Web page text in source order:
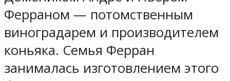
Ферраном — потомственным
виноградарем и производителем
коньяка. Семья Ферран
занималась изготовлением этого